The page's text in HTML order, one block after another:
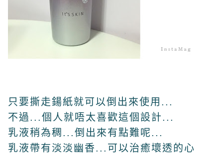
只要撕走鍚紙就可以倒出來使用...
不過...個人就唔太喜歡這個設計...
乳液稍為稠...倒出來有點難呢...
乳液帶有淡淡幽香...可以治癒壞透的心